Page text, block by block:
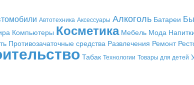
Автотехника Аксессуары Алкоголь Батареи
Компьютеры Косметика Мебель Мода
Противозачаточные средства Развлечения Ремонт
Табак Технологии Товары для детей